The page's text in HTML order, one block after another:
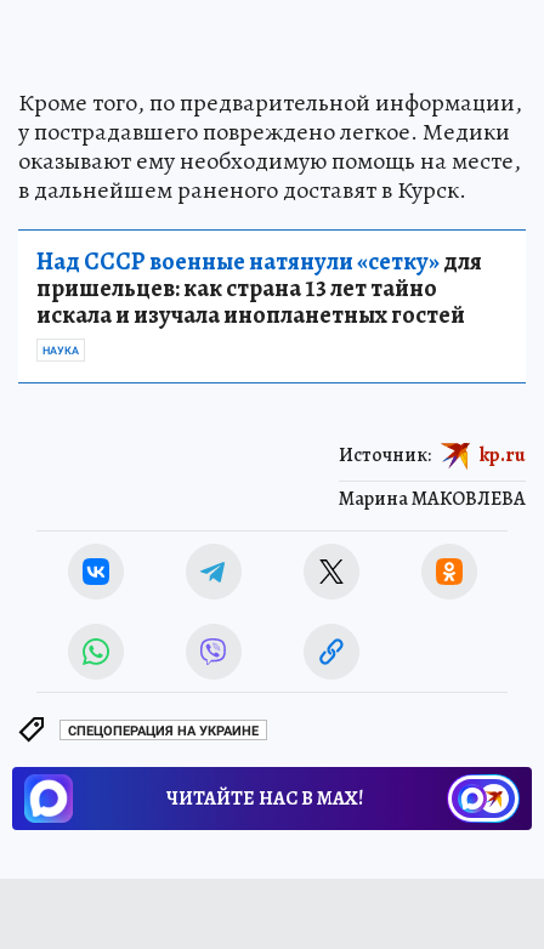
Кроме того, по предварительной информации,
у пострадавшего повреждено легкое. Медики
оказывают ему необходимую помощь на месте,
в дальнейшем раненого доставят в Курск.
Над СССР военные натянули «сетку»для
пришельцев: как страна 13 лет тайно
искала и изучала инопланетных гостей
НАУКА
Марина МАКОВЛЕВА
Источник: kp.ru
СПЕЦОПЕРАЦИЯ НА УКРАИНЕ
ЧИТАЙТЕ НАС В МАХ!